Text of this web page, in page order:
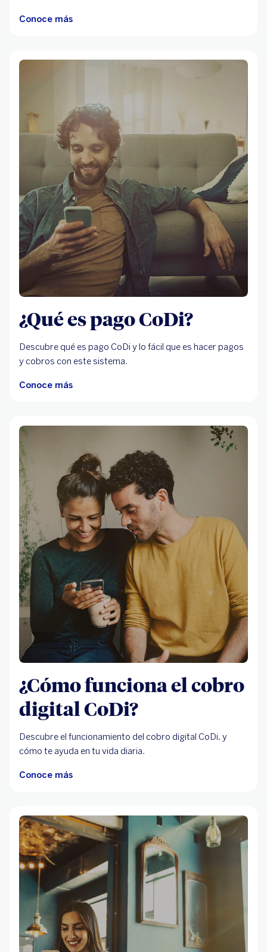
Conoce más
¿Qué es pago CoDi?
Descubre qué es pago CoDi y lo fácil que es hacer pagos
y cobros con este sistema.
Conoce más
¿Cómo funciona el cobro
digital CoDi?
Descubre el funcionamiento del cobro digital CoDi, y
cómo te ayuda en tu vida diaria.
Conoce más